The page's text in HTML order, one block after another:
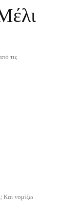
τις
Και νομίζω